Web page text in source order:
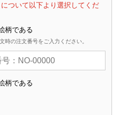
ついて以下より選択してくだ
柄である
時の注文番号をご入力ください。
柄である